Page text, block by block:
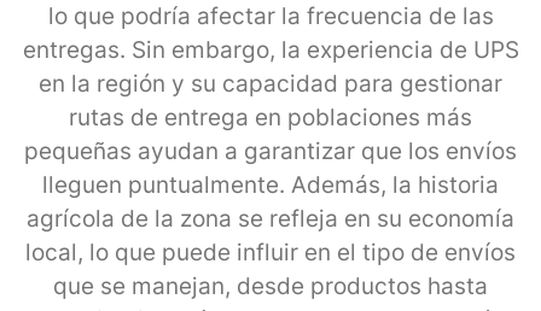
lo que podría afectar la frecuencia de las
entregas. Sin embargo, la experiencia de UPS
en la región y su capacidad para gestionar
rutas de entrega en poblaciones más
pequeñas ayudan a garantizar que los envíos
lleguen puntualmente. Además, la historia
agrícola de la zona se refleja en su economía
local, lo que puede influir en el tipo de envíos
que se manejan, desde productos hasta